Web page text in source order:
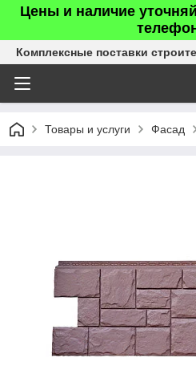
Цены и наличие
Комплексные поставки
Товары и услуги Фасад